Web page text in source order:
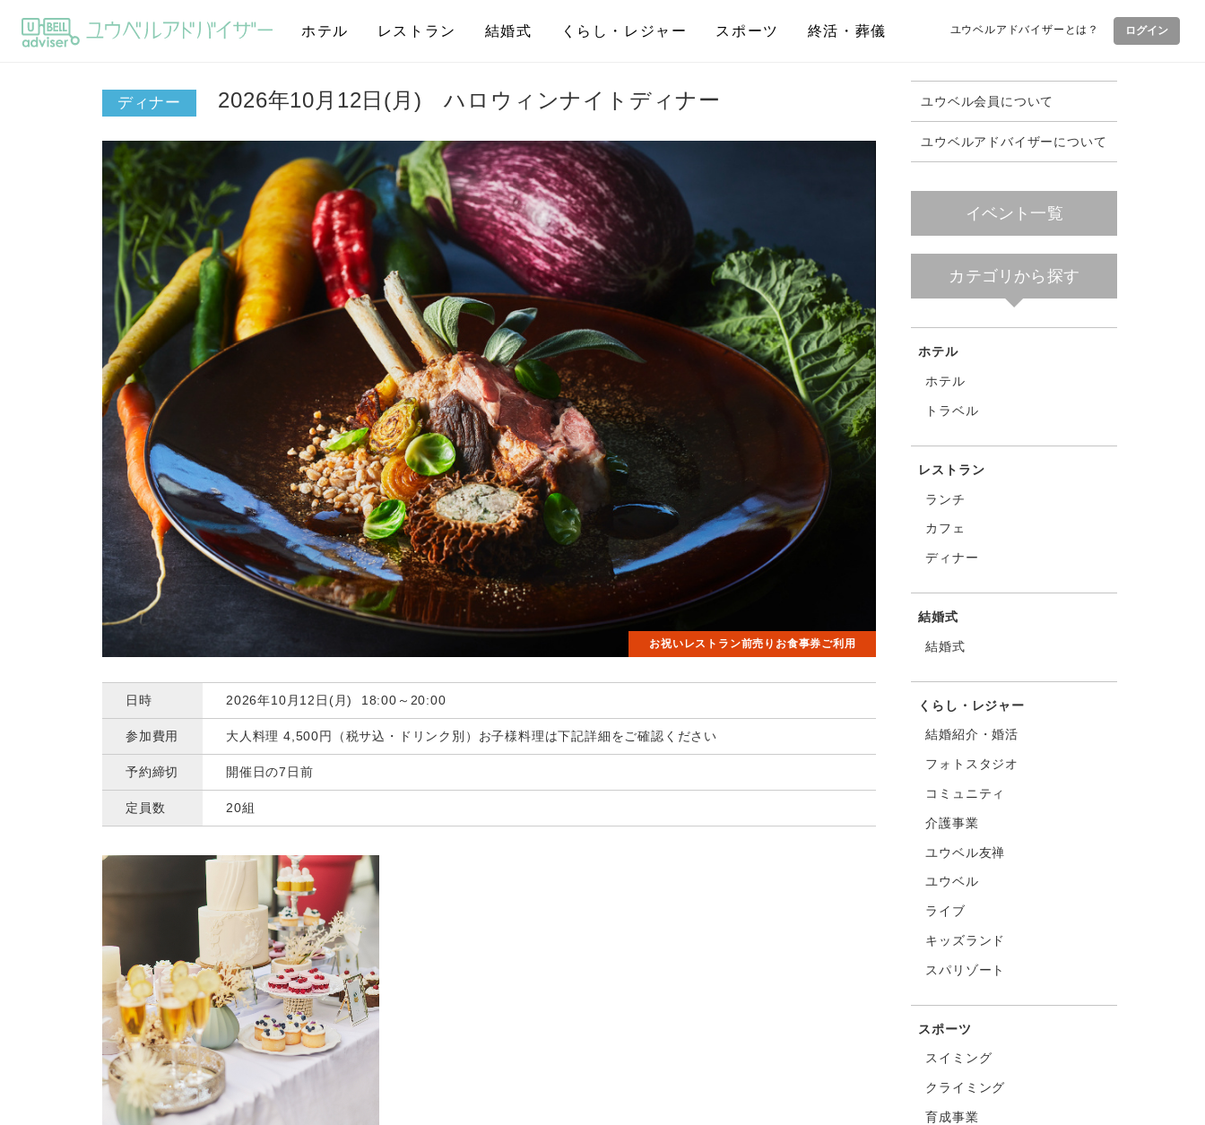
ホテル レストラン 結婚式 くらし・レジャー スポーツ 終活・葬儀 ユウベルアドバイザーとは？ ログイン
ディナー 2026年10月12日(月) ハロウィンナイトディナー
お祝いレストラン前売りお食事券ご利用
日時 2026年10月12日(月) 18:00～20:00
参加費用 大人料理 4,500円（税サ込・ドリンク別）お子様料理は下記詳細をご確認ください
予約締切 開催日の7日前
定員数 20組
ユウベル会員について
ユウベルアドバイザーについて
イベント一覧
カテゴリから探す
ホテル
ホテル
トラベル
レストラン
ランチ
カフェ
ディナー
結婚式
結婚式
くらし・レジャー
結婚紹介・婚活
フォトスタジオ
コミュニティ
介護事業
ユウベル友禅
ユウベル
ライブ
キッズランド
スパリゾート
スポーツ
スイミング
クライミング
育成事業